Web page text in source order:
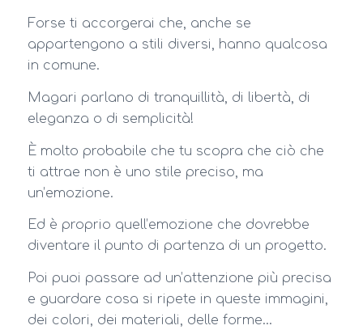
Forse ti accorgerai che, anche se
appartengono a stili diversi, hanno qualcosa
in comune.
Magari parlano di tranquillità, di libertà, di
eleganza o di semplicità!
È molto probabile che tu scopra che ciò che
ti attrae non è uno stile preciso, ma
un’emozione.
Ed è proprio quell’emozione che dovrebbe
diventare il punto di partenza di un progetto.
Poi puoi passare ad un’attenzione più precisa
e guardare cosa si ripete in queste immagini,
dei colori, dei materiali, delle forme…